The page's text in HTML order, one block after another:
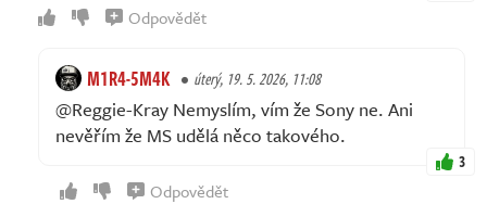
Odpovědět
M1R4-5M4K úterý, 19. 5. 2026, 11:08
@Reggie-Kray Nemyslím, vím že Sony ne. Ani
nevěřím že MS udělá něco takového.
3
Odpovědět